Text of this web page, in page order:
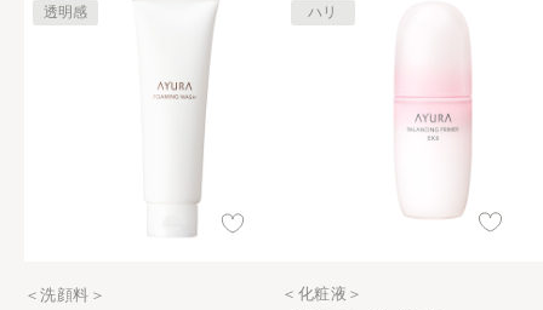
透明感
＜洗顔料＞
ハリ
＜化粧液＞